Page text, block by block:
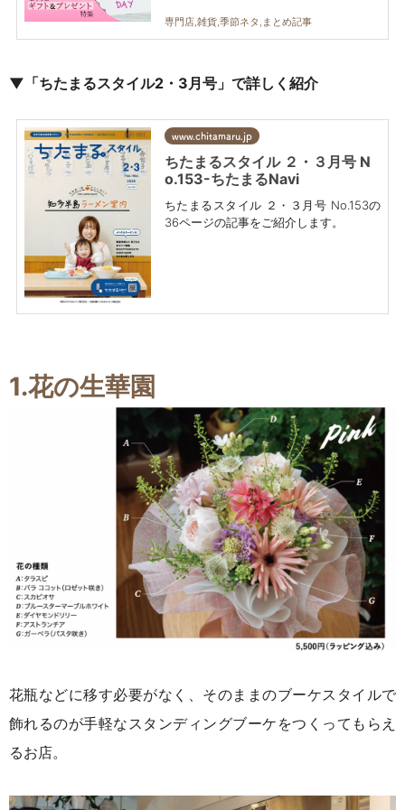
専門店,雑貨,季節ネタ,まとめ記事
▼「ちたまるスタイル2・3月号」で詳しく紹介
www.chitamaru.jp
ちたまるスタイル ２・３月号 N
o.153-ちたまるNavi
ちたまるスタイル ２・３月号 No.153の
36ページの記事をご紹介します。
1.花の生華園
花瓶などに移す必要がなく、そのままのブーケスタイルで
飾れるのが手軽なスタンディングブーケをつくってもらえ
るお店。